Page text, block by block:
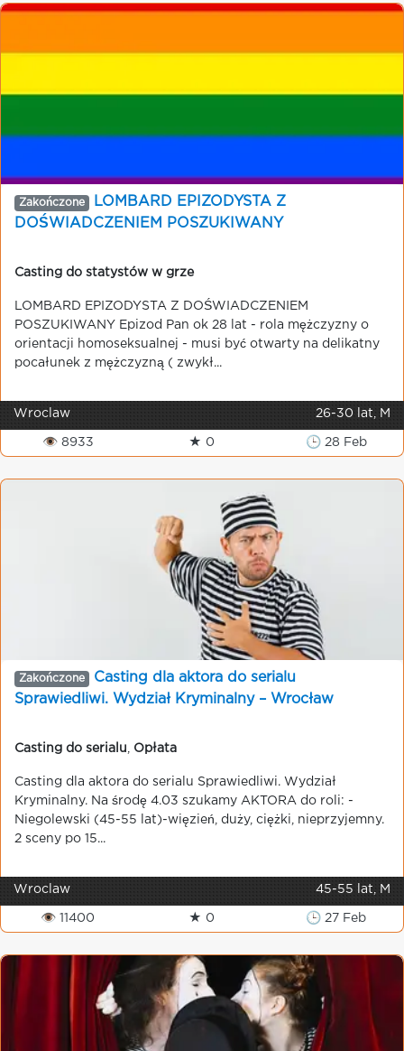
Zakończone
LOMBARD EPIZODYSTA Z
DOŚWIADCZENIEM POSZUKIWANY
Casting do statystów w grze
LOMBARD EPIZODYSTA Z DOŚWIADCZENIEM
POSZUKIWANY Epizod Pan ok 28 lat - rola mężczyzny o
orientacji homoseksualnej - musi być otwarty na delikatny
pocałunek z mężczyzną ( zwykł...
Wroclaw 26-30 lat, M
👁 8933 ★ 0 🕒 28 Feb
Zakończone
Casting dla aktora do serialu
Sprawiedliwi. Wydział Kryminalny – Wrocław
Casting do serialu Opłata
Casting dla aktora do serialu Sprawiedliwi. Wydział
Kryminalny. Na środę 4.03 szukamy AKTORA do roli: -
Niegolewski (45-55 lat)-więzień, duży, ciężki, nieprzyjemny.
2 sceny po 15...
Wroclaw 45-55 lat, M
👁 11400 ★ 0 🕒 27 Feb